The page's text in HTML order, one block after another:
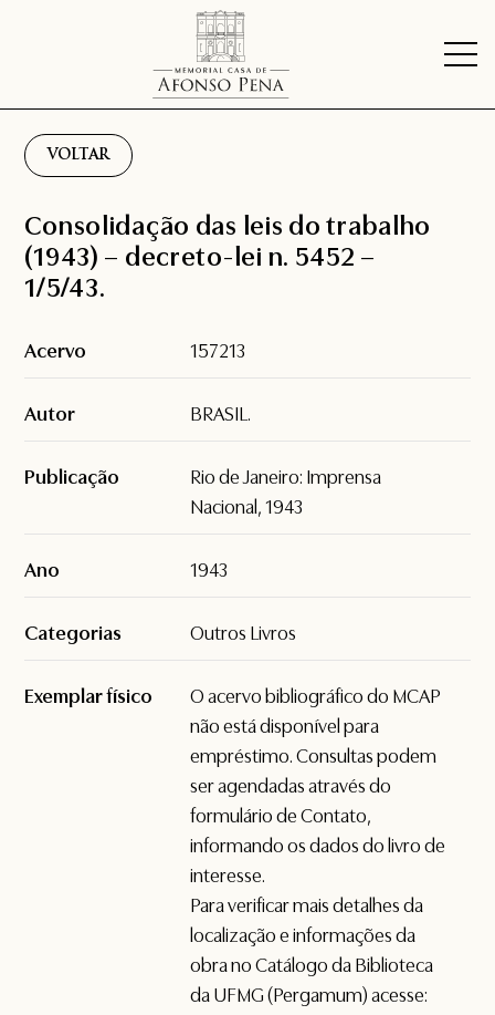
VOLTAR
Consolidação das leis do trabalho
(1943) – decreto-lei n. 5452 –
1/5/43.
Acervo 157213
Autor BRASIL.
Publicação
Rio de Janeiro: Imprensa
Nacional, 1943
Ano 1943
Categorias Outros Livros
Exemplar físico
O acervo bibliográfico do MCAP
não está disponível para
empréstimo. Consultas podem
ser agendadas através do
formulário deContato,
informando os dados do livro de
interesse.
Para verificar mais detalhes da
localização e informações da
obra no Catálogo da Biblioteca
da UFMG (Pergamum) acesse: